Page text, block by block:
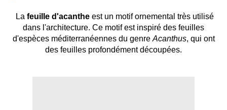
La feuille d'acantheest un motif ornemental très utilisé
dans l'architecture. Ce motif est inspiré des feuilles
d'espèces méditerranéennes du genre Acanthus, qui ont
des feuilles profondément découpées.